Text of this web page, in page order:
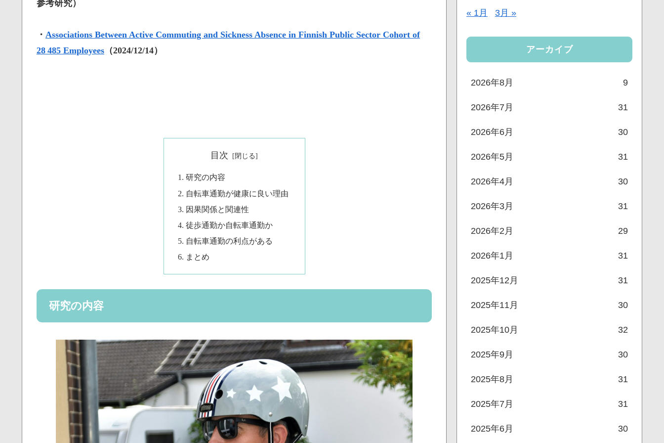
参考研究）
・ Associations Between Active Commuting and Sickness Absence in Finnish Public Sector Cohort of
28 485 Employees （2024/12/14）
目次
研究の内容
自転車通勤が健康に良い理由
因果関係と関連性
徒歩通勤か自転車通勤か
自転車通勤の利点がある
まとめ
研究の内容
« 1月 3月 »
アーカイブ
2026年8月 9
2026年7月 31
2026年6月 30
2026年5月 31
2026年4月 30
2026年3月 31
2026年2月 29
2026年1月 31
2025年12月 31
2025年11月 30
2025年10月 32
2025年9月 30
2025年8月 31
2025年7月 31
2025年6月 30